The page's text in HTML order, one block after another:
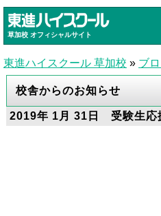
草加校 オフィシャルサイト
東進ハイスクール 草加校 » ブ
校舎からのお知らせ
2019年 1月 31日 受験生応